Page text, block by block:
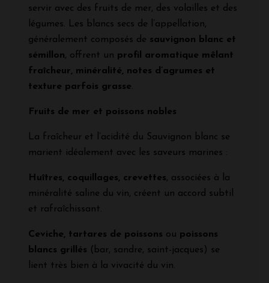
servir avec des fruits de mer, des volailles et des
légumes. Les blancs secs de l’appellation,
généralement composés de sauvignon blanc et
sémillon, offrent un profil aromatique mêlant
fraîcheur, minéralité, notes d’agrumes et
texture parfois grasse.
Fruits de mer et poissons nobles
La fraîcheur et l’acidité du Sauvignon blanc se
marient idéalement avec les saveurs marines :
Huîtres, coquillages, crevettes, associées à la
minéralité saline du vin, créent un accord subtil
et rafraîchissant.
Ceviche, tartares de poissons ou poissons
blancs grillés (bar, sandre, saint-jacques) se
lient très bien à la vivacité du vin.